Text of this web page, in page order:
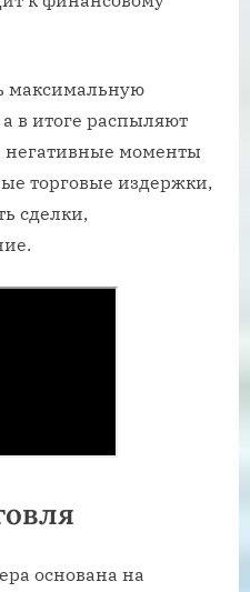
максимальную
в итоге распыляют
моменты
торговые издержки,
сделки,
основана на